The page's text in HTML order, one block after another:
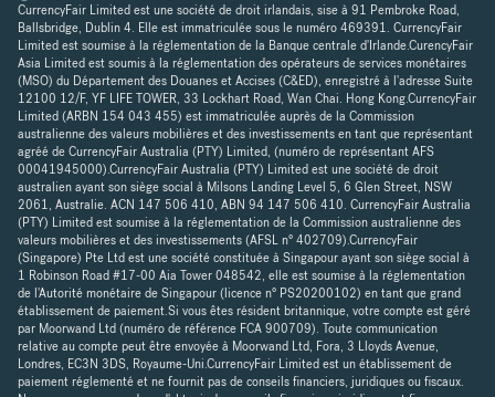
CurrencyFair Limited est une société de droit irlandais, sise à 91 Pembroke Road,
Ballsbridge, Dublin 4. Elle est immatriculée sous le numéro 469391. CurrencyFair
Limited est soumise à la réglementation de la Banque centrale d'Irlande.CurencyFair
Asia Limited est soumis à la réglementation des opérateurs de services monétaires
(MSO) du Département des Douanes et Accises (C&ED), enregistré à l'adresse Suite
12100 12/F, YF LIFE TOWER, 33 Lockhart Road, Wan Chai. Hong Kong.CurrencyFair
Limited (ARBN 154 043 455) est immatriculée auprès de la Commission
australienne des valeurs mobilières et des investissements en tant que représentant
agréé de CurrencyFair Australia (PTY) Limited, (numéro de représentant AFS
00041945000).CurrencyFair Australia (PTY) Limited est une société de droit
australien ayant son siège social à Milsons Landing Level 5, 6 Glen Street, NSW
2061, Australie. ACN 147 506 410, ABN 94 147 506 410. CurrencyFair Australia
(PTY) Limited est soumise à la réglementation de la Commission australienne des
valeurs mobilières et des investissements (AFSL n° 402709).CurrencyFair
(Singapore) Pte Ltd est une société constituée à Singapour ayant son siège social à
1 Robinson Road #17-00 Aia Tower 048542, elle est soumise à la réglementation
de l'Autorité monétaire de Singapour (licence n° PS20200102) en tant que grand
établissement de paiement.Si vous êtes résident britannique, votre compte est géré
par Moorwand Ltd (numéro de référence FCA 900709). Toute communication
relative au compte peut être envoyée à Moorwand Ltd, Fora, 3 Lloyds Avenue,
Londres, EC3N 3DS, Royaume-Uni.CurrencyFair Limited est un établissement de
paiement réglementé et ne fournit pas de conseils financiers, juridiques ou fiscaux.